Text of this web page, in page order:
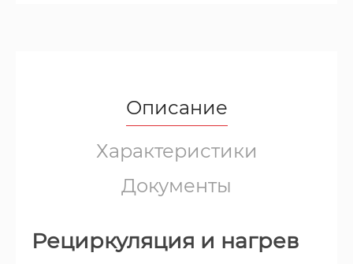
Описание
Характеристики
Документы
Рециркуляция и нагрев